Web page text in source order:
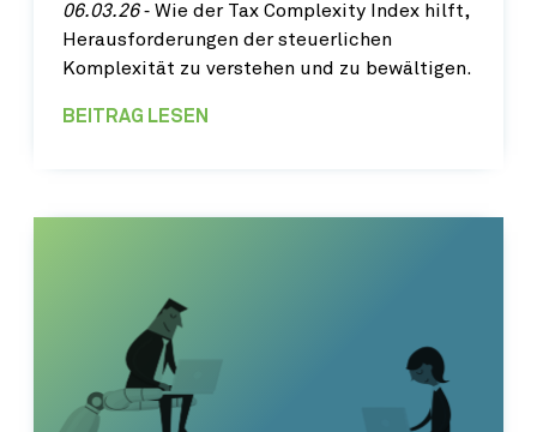
06.03.26‐ Wie der Tax Complexity Index hilft,
Herausforderungen der steuerlichen
Komplexität zu verstehen und zu bewältigen.
BEITRAG LESEN